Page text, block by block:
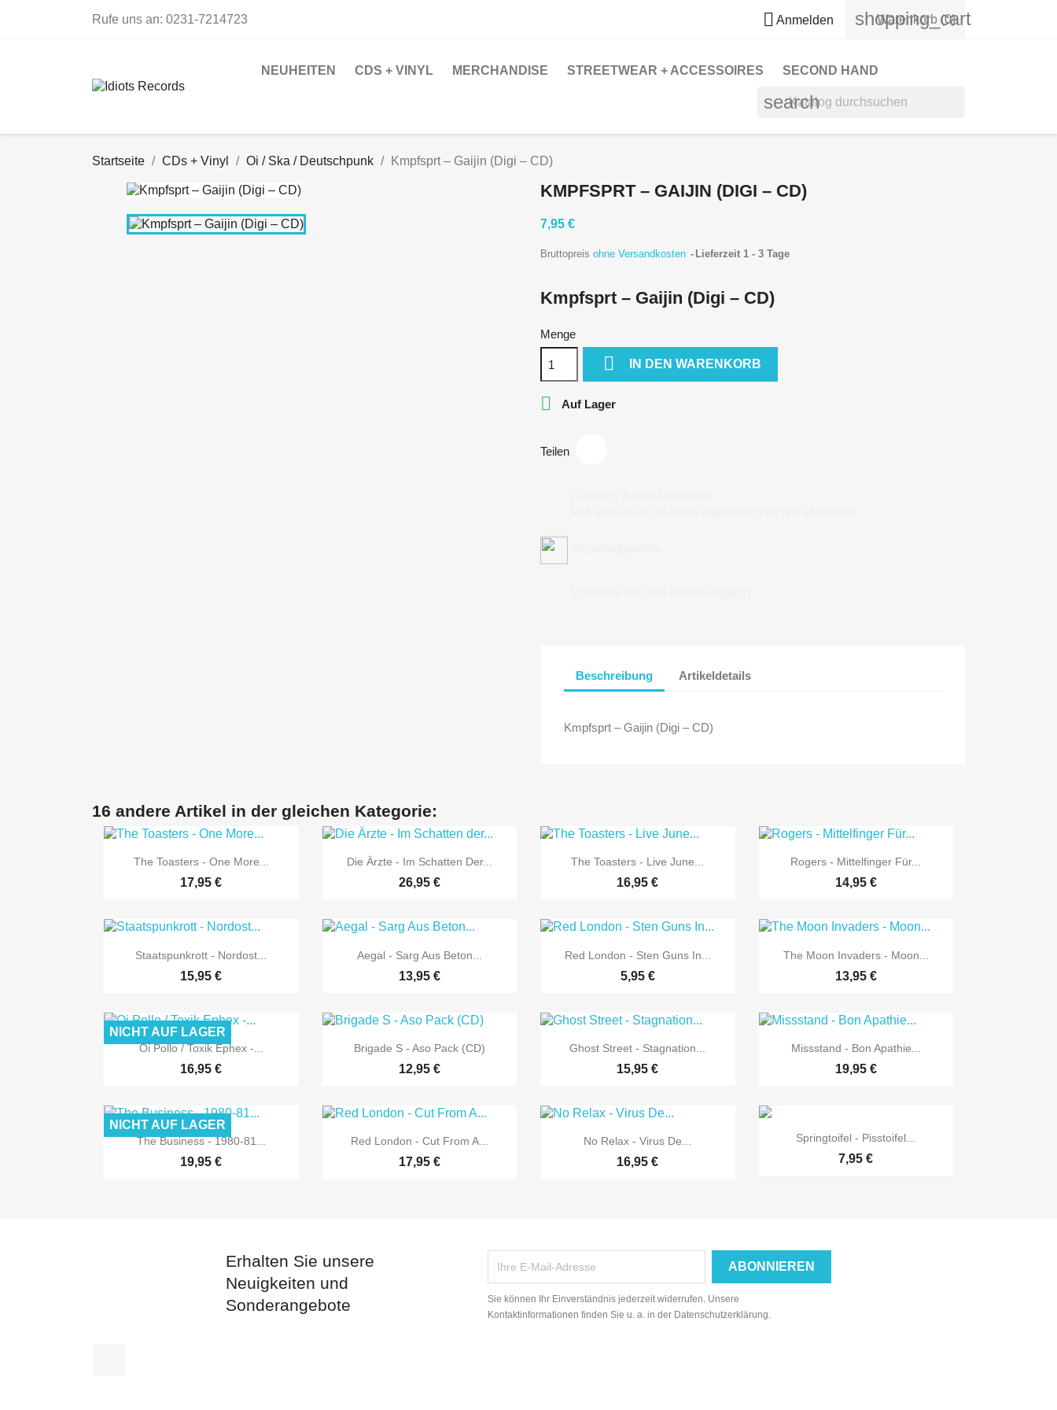
Rufe uns an: 0231-7214723  Anmelden shopping_cart
Warenkorb (0)
NEUHEITEN CDS + VINYL MERCHANDISE STREETWEAR + ACCESSOIRES SECOND HAND
search
Startseite CDs + Vinyl Oi / Ska / Deutschpunk Kmpfsprt – Gaijin (Digi – CD)
KMPFSPRT – GAIJIN (DIGI – CD)
7,95 €
Bruttopreis ohne Versandkosten Lieferzeit 1 - 3 Tage
Kmpfsprt – Gaijin (Digi – CD)
Menge
 IN DEN WARENKORB
 Auf Lager
Teilen
Beschreibung Artikeldetails
Kmpfsprt – Gaijin (Digi – CD)
16 andere Artikel in der gleichen Kategorie:
 Vorschau
The Toasters - One More...
17,95 €
 Vorschau
Die Ärzte - Im Schatten Der...
26,95 €
 Vorschau
The Toasters - Live June...
16,95 €
 Vorschau
Rogers - Mittelfinger Für...
14,95 €
 Vorschau
Staatspunkrott - Nordost...
15,95 €
 Vorschau
Aegal - Sarg Aus Beton...
13,95 €
 Vorschau
Red London - Sten Guns In...
5,95 €
 Vorschau
The Moon Invaders - Moon...
13,95 €
 Vorschau
Oi Pollo / Toxik Ephex -...
16,95 €
NICHT AUF LAGER
 Vorschau
Brigade S - Aso Pack (CD)
12,95 €
 Vorschau
Ghost Street - Stagnation...
15,95 €
 Vorschau
Missstand - Bon Apathie...
19,95 €
 Vorschau
The Business - 1980-81...
19,95 €
NICHT AUF LAGER
 Vorschau
Red London - Cut From A...
17,95 €
 Vorschau
No Relax - Virus De...
16,95 €
 Vorschau
Springtoifel - Pisstoifel...
7,95 €
Erhalten Sie unsere
Neuigkeiten und
Sonderangebote
Sie können Ihr Einverständnis jederzeit widerrufen. Unsere
Kontaktinformationen finden Sie u. a. in der Datenschutzerklärung.